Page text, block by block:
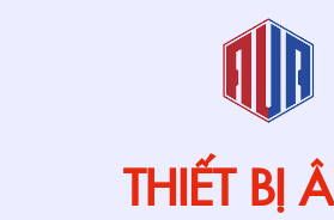
THIẾT BỊ